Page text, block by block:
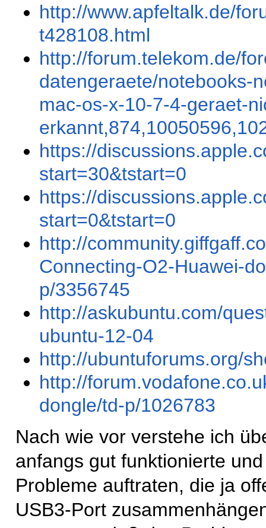
http://www.apfeltalk.de/
t428108.html
http://forum.telekom.de/
datengeraete/notebooks-
mac-os-x-10-7-4-geraet-
https://
start=30&tstart=0
https://
start=0&tstart=0
http://
Connecting-O2-Huawei-
p/3356745
http://askubuntu.com/
ubuntu-12-04
http://ubuntuforums.org/
http://
dongle/td-p/1026783
Nach wie vor verstehe ich
anfangs gut funktionierte
Probleme auftraten, die ja
USB3-Port